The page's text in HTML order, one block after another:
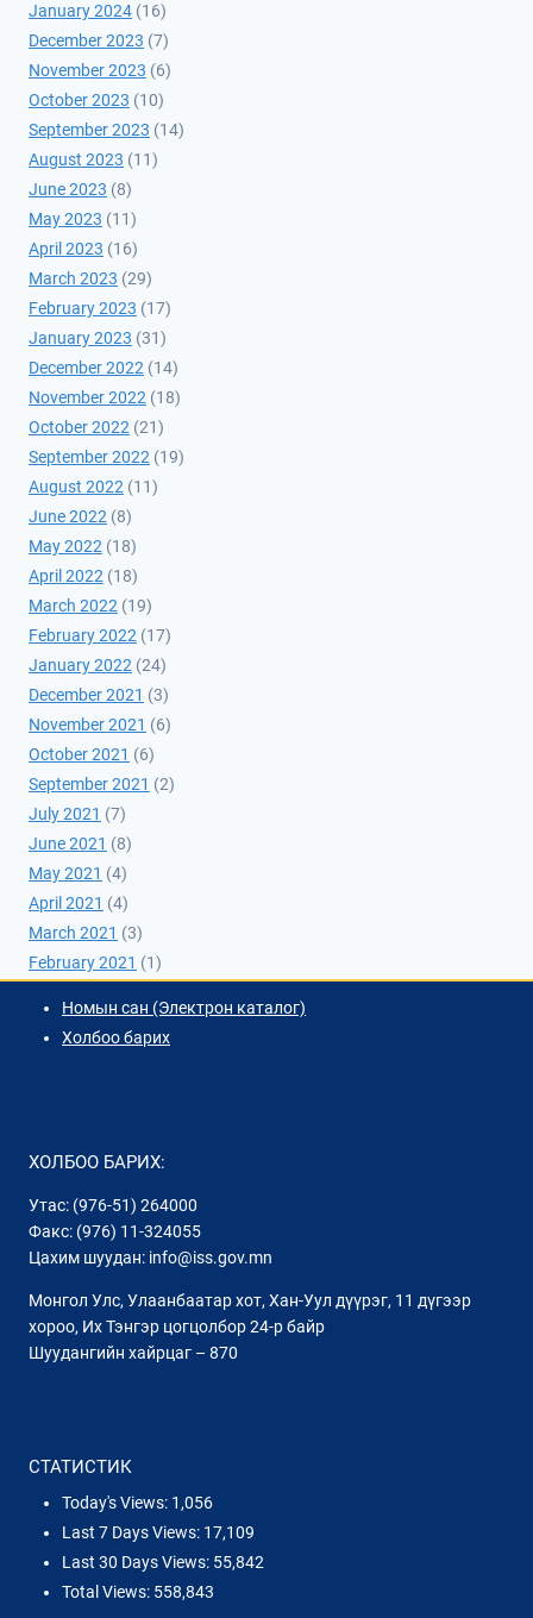
January 2024 (16)
December 2023 (7)
November 2023 (6)
October 2023 (10)
September 2023 (14)
August 2023 (11)
June 2023 (8)
May 2023 (11)
April 2023 (16)
March 2023 (29)
February 2023 (17)
January 2023 (31)
December 2022 (14)
November 2022 (18)
October 2022 (21)
September 2022 (19)
August 2022 (11)
June 2022 (8)
May 2022 (18)
April 2022 (18)
March 2022 (19)
February 2022 (17)
January 2022 (24)
December 2021 (3)
November 2021 (6)
October 2021 (6)
September 2021 (2)
July 2021 (7)
June 2021 (8)
May 2021 (4)
April 2021 (4)
March 2021 (3)
February 2021 (1)
Номын сан (Электрон каталог)
Холбоо барих
ХОЛБОО БАРИХ:
Утас: (976-51) 264000
Факс: (976) 11-324055
Цахим шуудан: info@iss.gov.mn
Монгол Улс, Улаанбаатар хот, Хан-Уул дүүрэг, 11 дүгээр
хороо, Их Тэнгэр цогцолбор 24-р байр
Шуудангийн хайрцаг – 870
СТАТИСТИК
Today's Views: 1,056
Last 7 Days Views: 17,109
Last 30 Days Views: 55,842
Total Views: 558,843